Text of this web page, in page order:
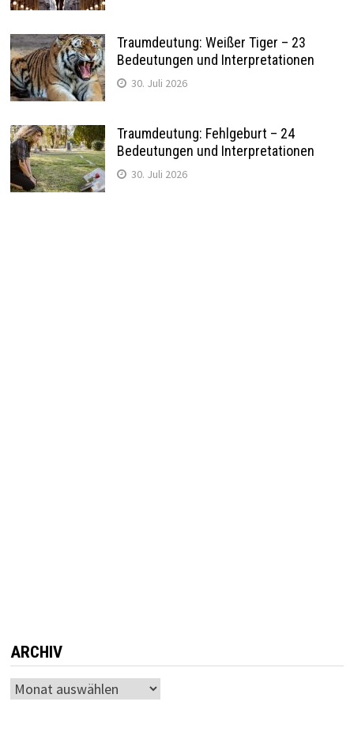
Traumdeutung: Weißer Tiger – 23
Bedeutungen und Interpretationen
30. Juli 2026
Traumdeutung: Fehlgeburt – 24
Bedeutungen und Interpretationen
30. Juli 2026
ARCHIV
Archiv